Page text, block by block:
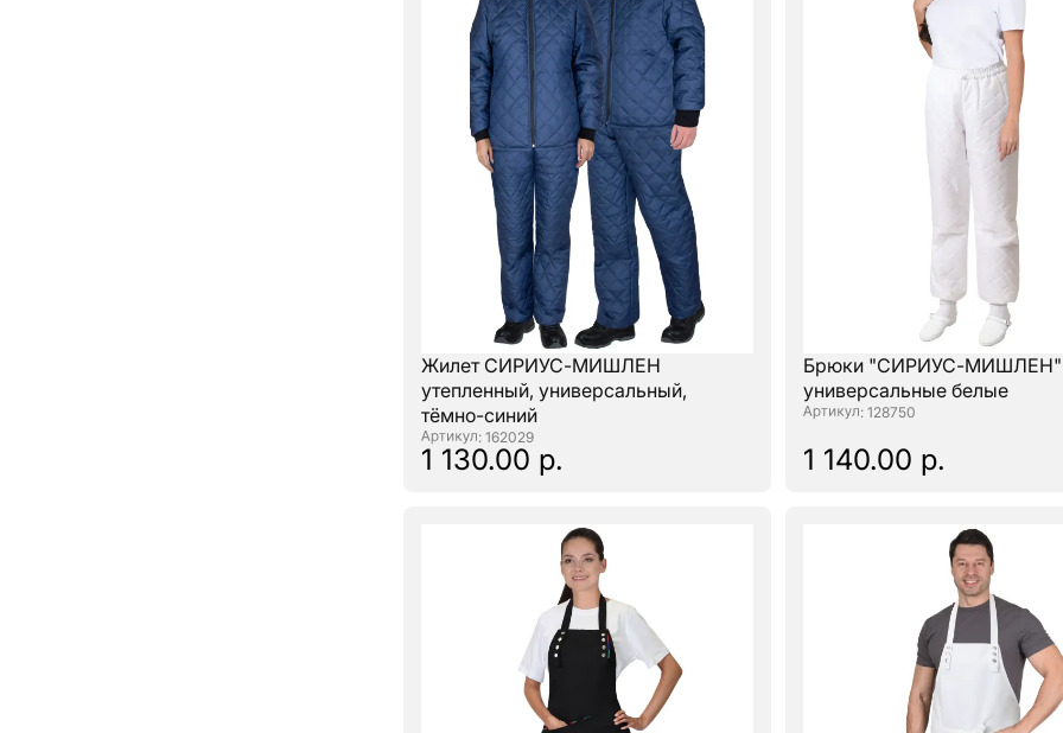
Жилет СИРИУС-МИШЛЕН
утепленный, универсальный,
тёмно-синий
: 162029
1 130.00 р.
Брюки "СИРИУС-МИШЛЕН"
универсальные белые
: 128750
1 140.00 р.